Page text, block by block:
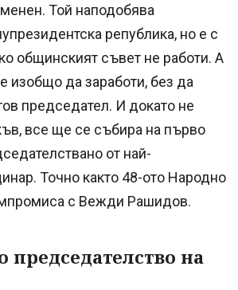
Той наподобява
република, но е с
общинският съвет не работи. А
изобщо да заработи, без да
председател. И докато не
все ще се събира на първо
от най-
Точно както 48-ото Народно
с Вежди Рашидов.
председателство на